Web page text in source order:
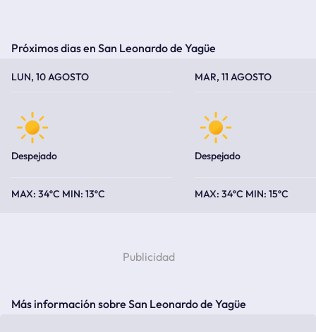
Próximos dias en San Leonardo de Yagüe
LUN, 10 AGOSTO
Despejado
34ºC 13ºC
MAR, 11 AGOSTO
Despejado
34ºC 15ºC
Más información sobre San Leonardo de Yagüe